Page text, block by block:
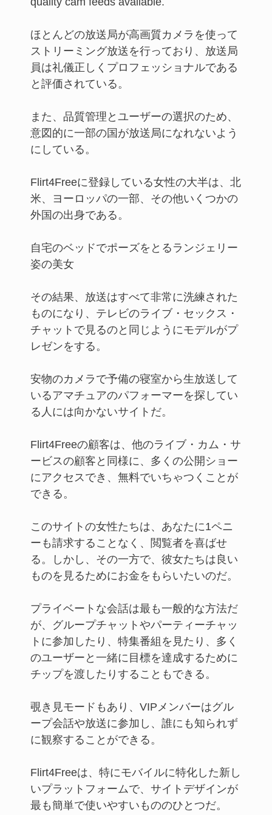
ほとんどの放送局が高画質カメラを使って
ストリーミング放送を行っており、放送局
員は礼儀正しくプロフェッショナルである
と評価されている。
また、品質管理とユーザーの選択のため、
意図的に一部の国が放送局になれないよう
にしている。
Flirt4Freeに登録している女性の大半は、北
米、ヨーロッパの一部、その他いくつかの
外国の出身である。
その結果、放送はすべて非常に洗練された
ものになり、テレビのライブ・セックス・
チャットで見るのと同じようにモデルがプ
レゼンをする。
安物のカメラで予備の寝室から生放送して
いるアマチュアのパフォーマーを探してい
る人には向かないサイトだ。
Flirt4Freeの顧客は、他のライブ・カム・サ
ービスの顧客と同様に、多くの公開ショー
にアクセスでき、無料でいちゃつくことが
できる。
このサイトの女性たちは、あなたに1ペニ
ーも請求することなく、閲覧者を喜ばせ
る。しかし、その一方で、彼女たちは良い
ものを見るためにお金をもらいたいのだ。
プライベートな会話は最も一般的な方法だ
が、グループチャットやパーティーチャッ
トに参加したり、特集番組を見たり、多く
のユーザーと一緒に目標を達成するために
チップを渡したりすることもできる。
覗き見モードもあり、VIPメンバーはグル
ープ会話や放送に参加し、誰にも知られず
に観察することができる。
Flirt4Freeは、特にモバイルに特化した新し
いプラットフォームで、サイトデザインが
最も簡単で使いやすいもののひとつだ。